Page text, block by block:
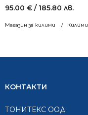
Магазин за килими Килими
95.00 € / 185.80 лв.
КОНТАКТИ
ТОНИТЕКС ООД